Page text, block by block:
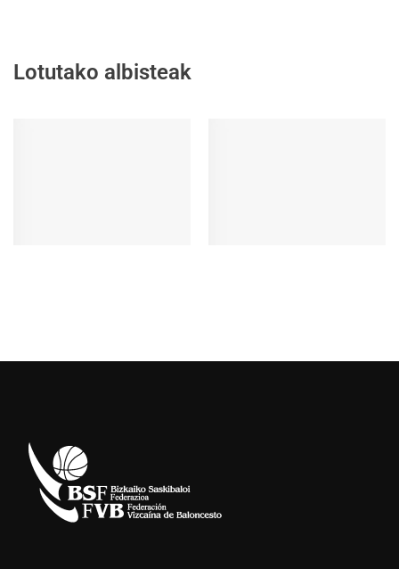
Lotutako albisteak